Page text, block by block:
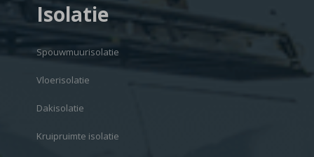
Isolatie
Spouwmuurisolatie
Vloerisolatie
Dakisolatie
Kruipruimte isolatie